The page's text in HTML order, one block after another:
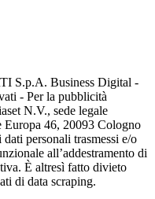
S.p.A. Business Digital -
- Per la pubblicità
N.V., sede legale
46, 20093 Cologno
personali trasmessi e/o
all’addestramento di
È altresì fatto divieto
di data scraping.